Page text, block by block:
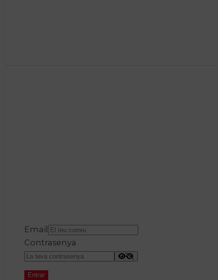
Email
Contrasenya
Entrar